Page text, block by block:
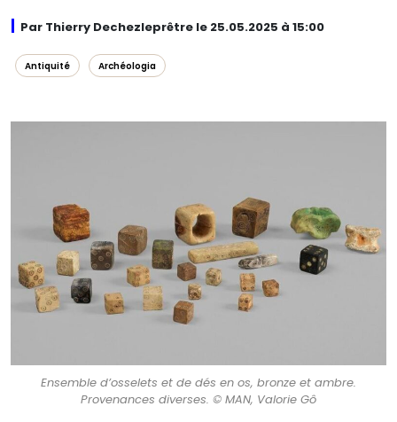
Par Thierry Dechezleprêtre le 25.05.2025 à 15:00
Antiquité Archéologia
Ensemble d’osselets et de dés en os, bronze et ambre.
Provenances diverses. © MAN, Valorie Gô